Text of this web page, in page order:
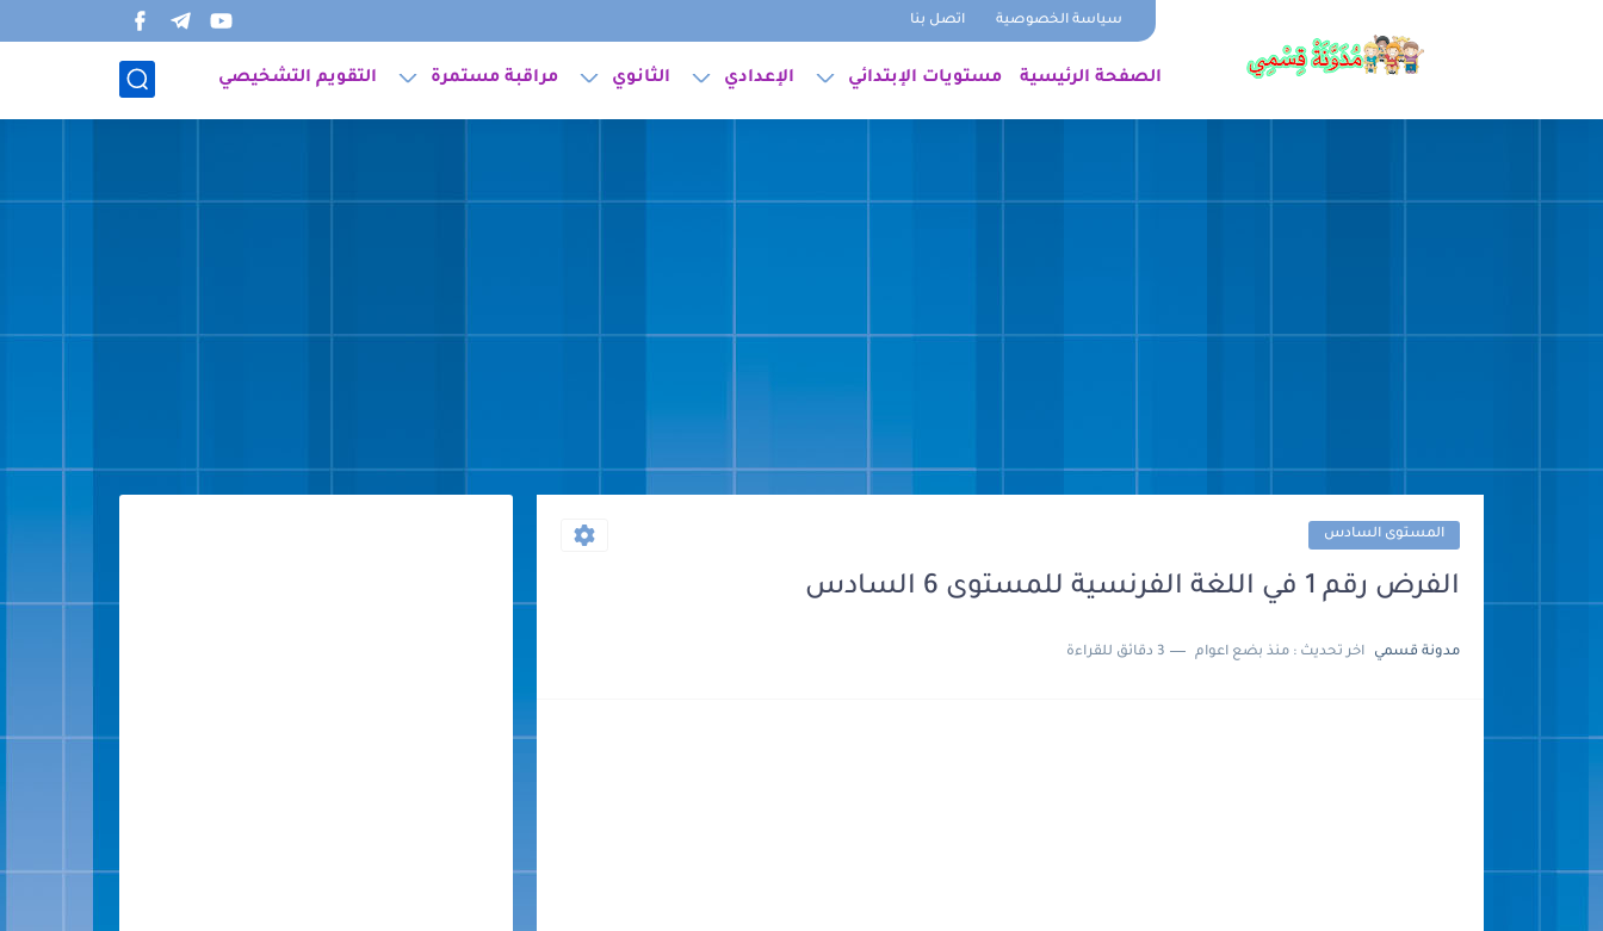
سياسة الخصوصية اتصل بنا
الصفحة الرئيسية مستويات الإبتدائي الإعدادي الثانوي مراقبة مستمرة التقويم التشخيصي
المستوى السادس
الفرض رقم 1 في اللغة الفرنسية للمستوى 6 السادس
مدونة قسمي اخر تحديث : منذ بضع اعوام 3 دقائق للقراءة